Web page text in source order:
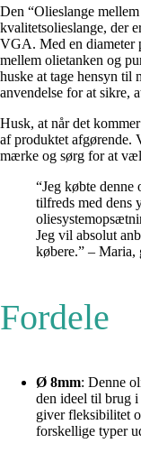
Den “Olieslange
kvalitetsolieslange, der
VGA. Med en diameter
mellem olietanken og
huske at tage hensyn til
anvendelse for at sikre,
Husk, at når det
af ​​produktet afgørende.
mærke og sørg for at
“Jeg købte
tilfreds med dens
Jeg vil absolut
købere.” – Maria,
Fordele
Ø 8mm: Denne
den ideel til brug
giver fleksibilitet
forskellige typer